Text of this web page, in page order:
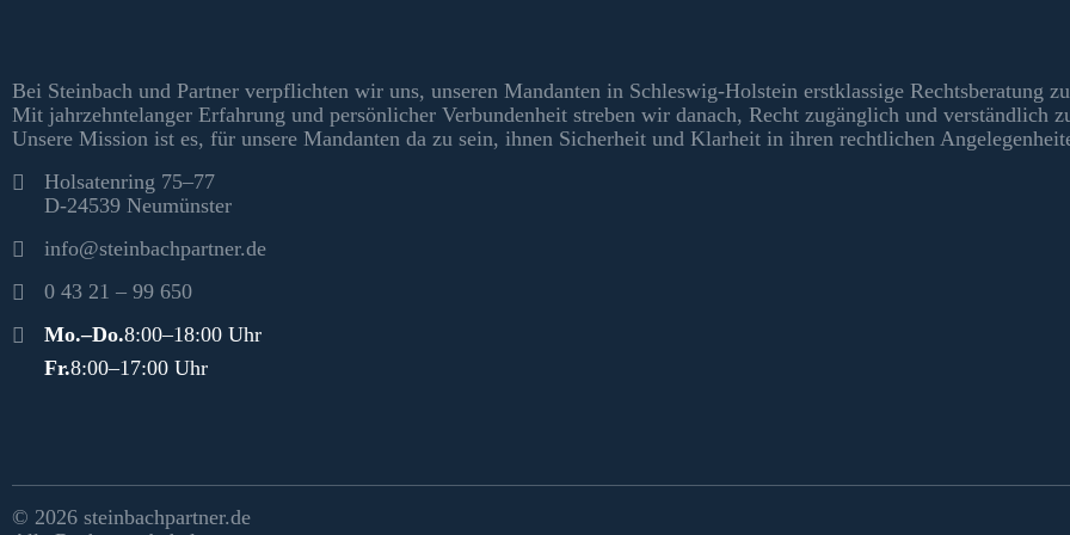
Bei Steinbach und Partner verpflichten wir uns, unseren Mandanten in Schleswig-Holstein erstklassige Rechtsberatung
Mit jahrzehntelanger Erfahrung und persönlicher Verbundenheit streben wir danach, Recht zugänglich und verständlich
Unsere Mission ist es, für unsere Mandanten da zu sein, ihnen Sicherheit und Klarheit in ihren rechtlichen
Kontakt
Holsatenring 75–77
D-24539 Neumünster
info@steinbachpartner.de
0 43 21 – 99 650
Öffnungszeiten
Mo.–Do.8:00–18:00 Uhr
Fr.8:00–17:00 Uhr
Rechtliches & Social Media
© 2026 steinbachpartner.de